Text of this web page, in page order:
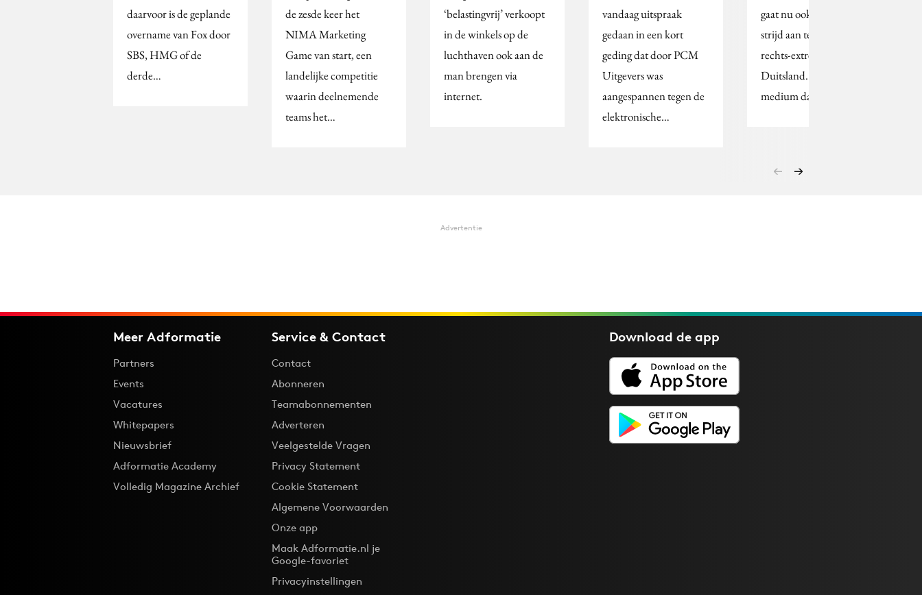
daarvoor is de geplande
overname van Fox door
SBS, HMG of de
derde…
de zesde keer het
NIMA Marketing
Game van start, een
landelijke competitie
waarin deelnemende
teams het…
‘belastingvrij’ verkoopt
in de winkels op de
luchthaven ook aan de
man brengen via
internet.
vandaag uitspraak
gedaan in een kort
geding dat door PCM
Uitgevers was
aangespannen tegen de
elektronische…
gaat nu ook de CDU de
strijd aan tegen het
rechts-extremisme in
Duitsland. Belangrijkste
medium dat de…
Advertentie
Meer Adformatie
Partners
Events
Vacatures
Whitepapers
Nieuwsbrief
Adformatie Academy
Volledig Magazine Archief
Service & Contact
Contact
Abonneren
Teamabonnementen
Adverteren
Veelgestelde Vragen
Privacy Statement
Cookie Statement
Algemene Voorwaarden
Onze app
Maak Adformatie.nl je
Google-favoriet
Privacyinstellingen
Download deapp